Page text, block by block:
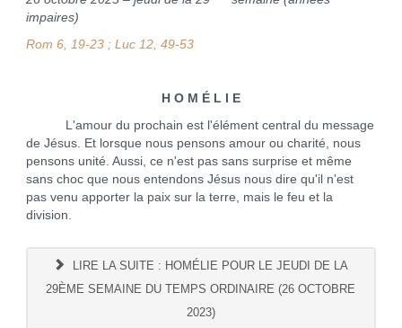
impaires)
Rom 6, 19-23 ; Luc 12, 49-53
H O M É L I E
L'amour du prochain est l'élément central du message
de Jésus. Et lorsque nous pensons amour ou charité, nous
pensons unité. Aussi, ce n'est pas sans surprise et même
sans choc que nous entendons Jésus nous dire qu'il n'est
pas venu apporter la paix sur la terre, mais le feu et la
division.
LIRE LA SUITE : HOMÉLIE POUR LE JEUDI DE LA
29ÈME SEMAINE DU TEMPS ORDINAIRE (26 OCTOBRE
2023)